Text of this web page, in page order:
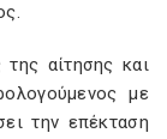
αίτησης και
με
την επέκταση